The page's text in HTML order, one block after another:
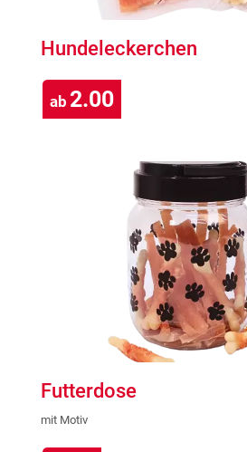
Hundeleckerchen
ab 2.00
Futterdose
mit Motiv